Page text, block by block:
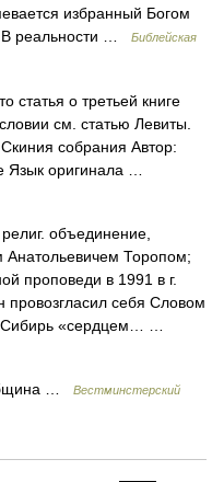
избранный Богом
В реальности …
Библейская
статья о третьей книге
см. статью Левиты.
Язык оригинала …
объединение,
Торопом;
проповеди в 1991 в г.
провозгласил себя Словом
Сибирь «сердцем… …
…
Вестминстерский